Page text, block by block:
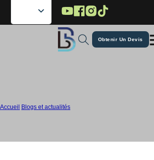
Passer au contenu principal
Passer au pied de page
Obtenir Un Devis
Accueil Blogs et actualités